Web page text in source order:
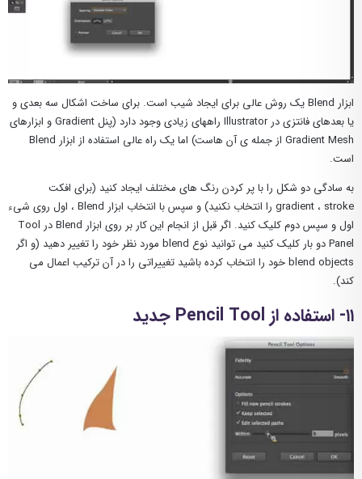
ابزار Blend یک روش عالی برای ایجاد شیب است. برای ساخت اشکال سه بعدی و
یا بعدهای فانتزی در Illustrator راههای زیادی وجود دارد (پنل Gradient و ابزارهای
Gradient Mesh از جمله ی آن هاست) اما یک راه عالی استفاده از ابزار Blend
است.
به سادگی دو شکل را با پر کردن رنگ های مختلف ایجاد کنید (برای افکت
gradient ، stroke را انتخاب نکنید) و سپس با انتخاب ابزار Blend ، اول روی شیء
اول و سپس دوم کلیک کنید. اگر قبل از انجام این کار بر روی ابزار Blend در Tool
Panel دو بار کلیک کنید می توانید نوع blend مورد نظر خود را تغییر دهید (و اگر
blend objects خود را انتخاب کرده باشید تغییراتی را در آن ترکیب اعمال می
کند).
۱۱- استفاده از Pencil Tool جدید